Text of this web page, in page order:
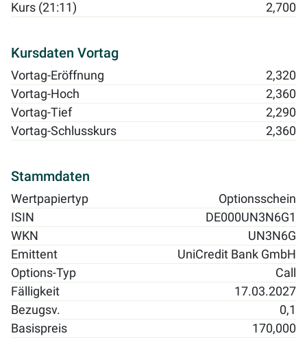
Kurs (21:11)
2,700
Kursdaten Vortag
Vortag-Eröffnung
2,320
Vortag-Hoch
2,360
Vortag-Tief
2,290
Vortag-Schlusskurs
2,360
Stammdaten
Wertpapiertyp
Optionsschein
ISIN
DE000UN3N6G1
WKN
UN3N6G
Emittent
UniCredit Bank GmbH
Options-Typ
Call
Fälligkeit
17.03.2027
Bezugsv.
0,1
Basispreis
170,000